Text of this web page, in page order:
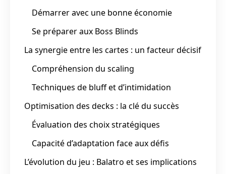
Démarrer avec une bonne économie
Se préparer aux Boss Blinds
La synergie entre les cartes : un facteur décisif
Compréhension du scaling
Techniques de bluff et d’intimidation
Optimisation des decks : la clé du succès
Évaluation des choix stratégiques
Capacité d’adaptation face aux défis
L’évolution du jeu : Balatro et ses implications